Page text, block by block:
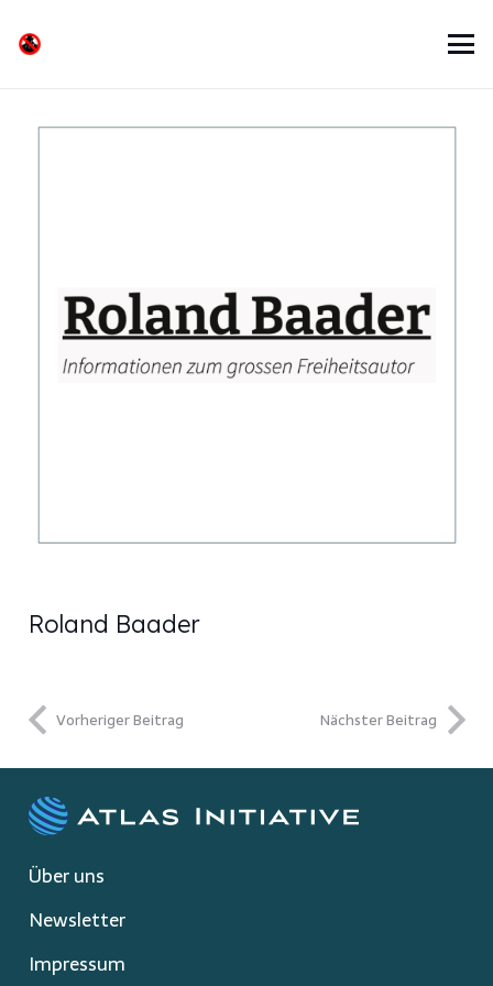
Roland Baader
Vorheriger Beitrag Nächster Beitrag
Über uns
Newsletter
Impressum